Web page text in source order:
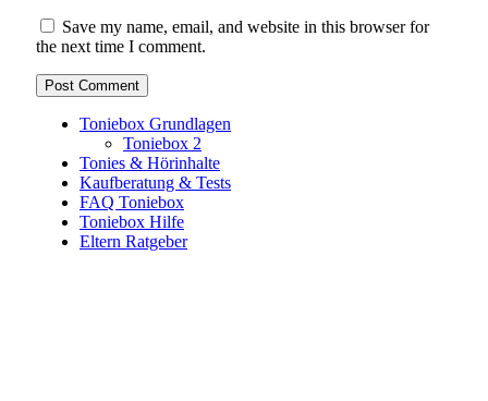
Save my name, email, and website in this browser for
the next time I comment.
Toniebox Grundlagen
Toniebox 2
Tonies & Hörinhalte
Kaufberatung & Tests
FAQ Toniebox
Toniebox Hilfe
Eltern Ratgeber